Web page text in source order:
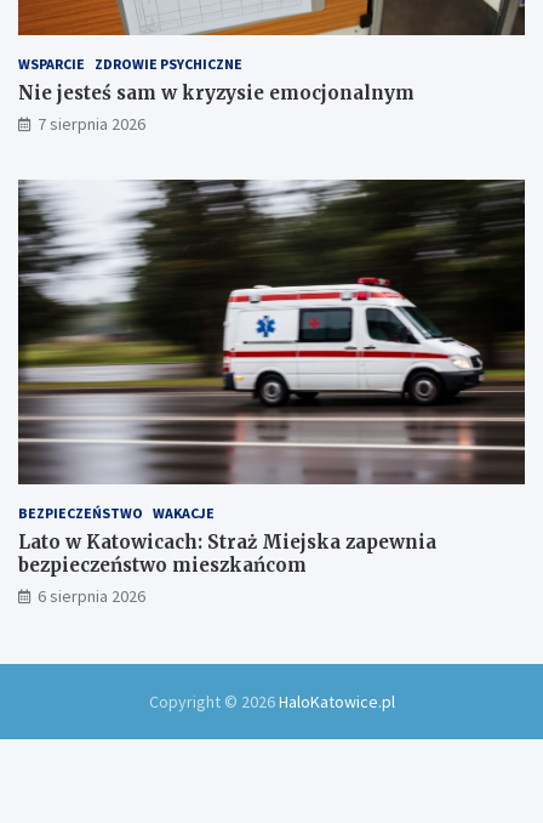
c
h
S
w
ó
w
!
WSPARCIE ZDROWIE PSYCHICZNE
Nie jesteś sam w kryzysie emocjonalnym
7 sierpnia 2026
BEZPIECZEŃSTWO WAKACJE
Lato w Katowicach: Straż Miejska zapewnia
bezpieczeństwo mieszkańcom
6 sierpnia 2026
Copyright © 2026HaloKatowice.pl